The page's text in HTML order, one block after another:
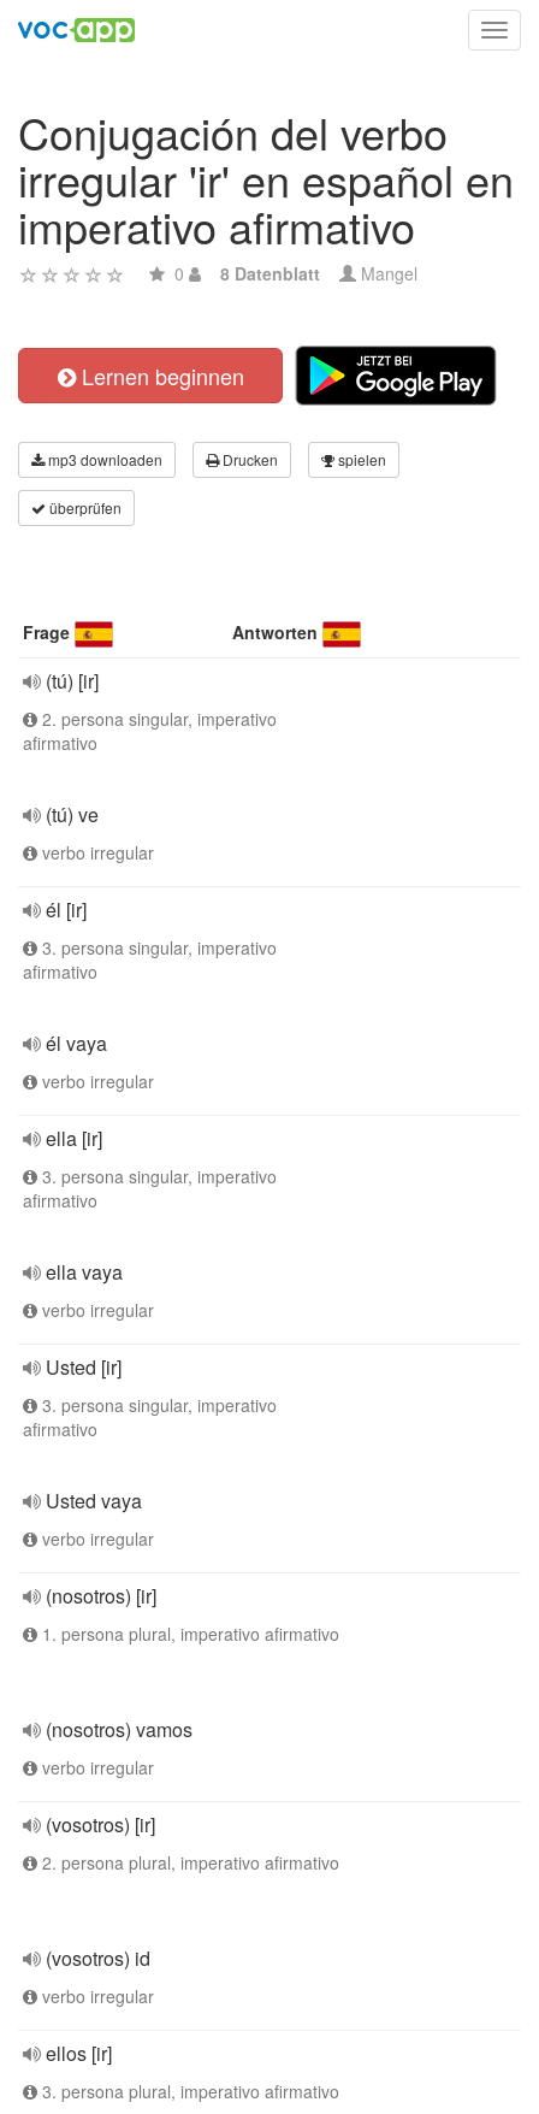
Conjugación del verbo
irregular 'ir' en español en
imperativo afirmativo
0 8 Datenblatt Mangel
Lernen beginnen
mp3 downloaden Drucken spielen
überprüfen
Frage Antworten
(tú) [ir]
2. persona singular, imperativo
afirmativo
(tú) ve
verbo irregular
él [ir]
3. persona singular, imperativo
afirmativo
él vaya
verbo irregular
ella [ir]
3. persona singular, imperativo
afirmativo
ella vaya
verbo irregular
Usted [ir]
3. persona singular, imperativo
afirmativo
Usted vaya
verbo irregular
(nosotros) [ir]
1. persona plural, imperativo afirmativo
(nosotros) vamos
verbo irregular
(vosotros) [ir]
2. persona plural, imperativo afirmativo
(vosotros) id
verbo irregular
ellos [ir]
3. persona plural, imperativo afirmativo